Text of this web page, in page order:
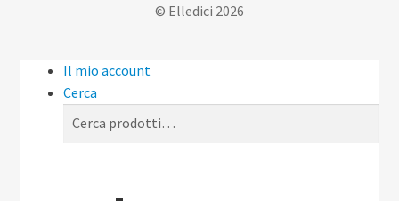
© Elledici 2026
Il mio account
Cerca